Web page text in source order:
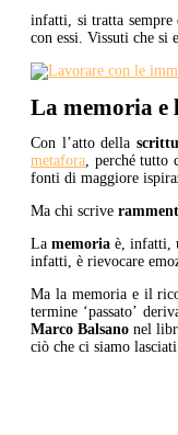
infatti, si tratta
con essi. Vissuti che
La memoria e
Con l’atto della
metafora, perché tutto
fonti di maggiore
Ma chi scrive
Lamemoria è, infatti,
infatti, è rievocare
Ma la memoria e il
termine ‘passato’
Marco Balsano nel
ciò che ci siamo